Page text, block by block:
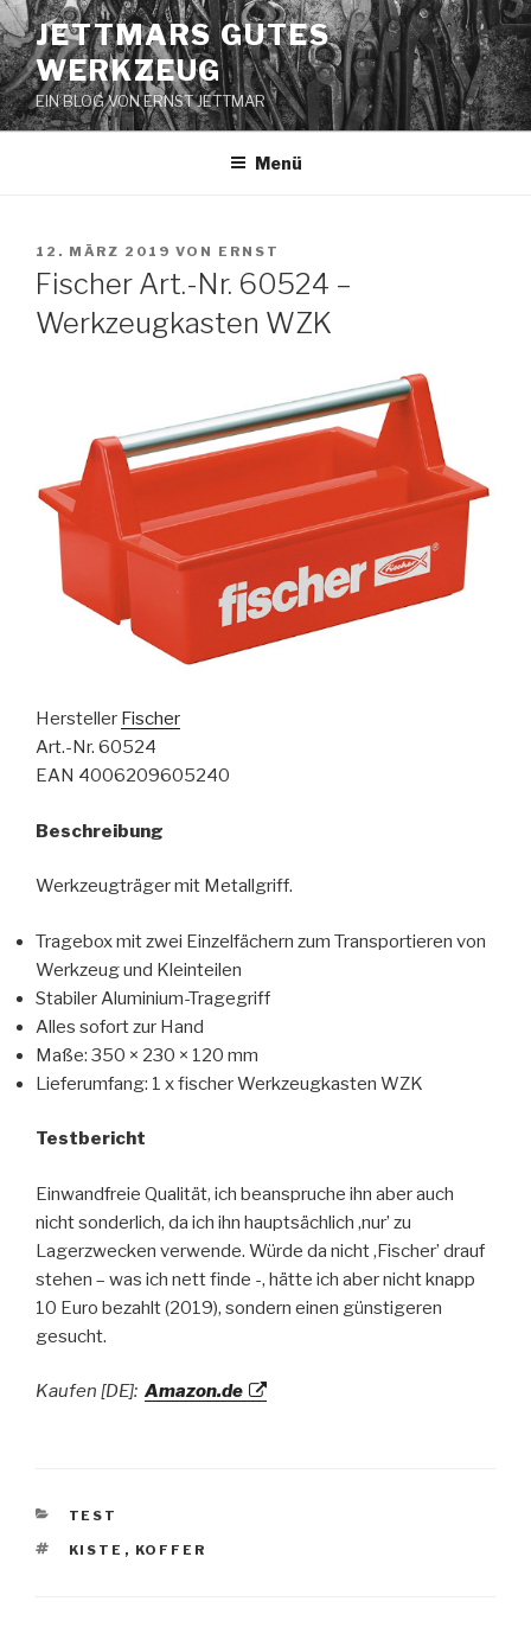
Zum
Inhalt
springen
JETTMARS GUTES
WERKZEUG
EIN BLOG VON ERNST JETTMAR
Menü
VERÖFFENTLICHT
AM
12. MÄRZ 2019 VON ERNST
Fischer Art.-Nr. 60524 –
Werkzeugkasten WZK
Hersteller Fischer
Art.-Nr. 60524
EAN 4006209605240
Beschreibung
Werkzeugträger mit Metallgriff.
Tragebox mit zwei Einzelfächern zum Transportieren von
Werkzeug und Kleinteilen
Stabiler Aluminium-Tragegriff
Alles sofort zur Hand
Maße: 350 × 230 × 120 mm
Lieferumfang: 1 x fischer Werkzeugkasten WZK
Testbericht
Einwandfreie Qualität, ich beanspruche ihn aber auch
nicht sonderlich, da ich ihn hauptsächlich ‚nur’ zu
Lagerzwecken verwende. Würde da nicht ‚Fischer’ drauf
stehen – was ich nett finde -, hätte ich aber nicht knapp
10 Euro bezahlt (2019), sondern einen günstigeren
gesucht.
Kaufen [DE]: Amazon.de
KATEGORIEN
TEST
SCHLAGWÖRTER
KISTE , KOFFER